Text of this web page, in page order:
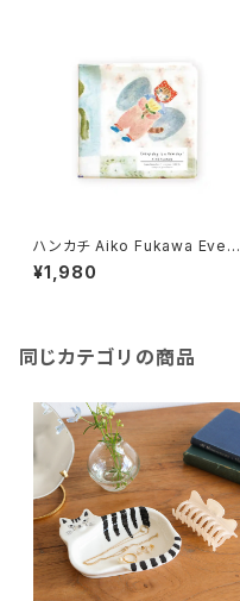
ハンカチ Aiko Fukawa Every
day is a new day!
¥1,980
同じカテゴリの商品